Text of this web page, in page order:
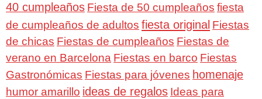
40 cumpleaños Fiesta de 50 cumpleaños fiesta
de cumpleaños de adultos fiesta original Fiestas
de chicas Fiestas de cumpleaños Fiestas de
verano en Barcelona Fiestas en barco Fiestas
Gastronómicas Fiestas para jóvenes homenaje
humor amarillo ideas de regalos Ideas para